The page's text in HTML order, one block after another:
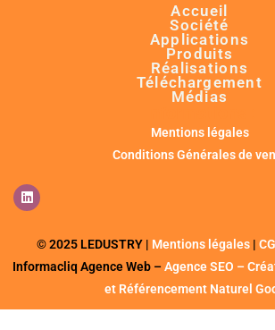
Accueil
Société
Applications
Produits
Réalisations
Téléchargement
Médias
Mentions légales
Conditions Générales de
© 2025 LEDUSTRY | Mentions légales |
Informacliq Agence Web –Agence SEO –
et Référencement Naturel